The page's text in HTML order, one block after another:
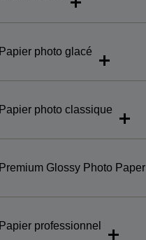
Papier photo glacé
Papier photo classique
Premium Glossy Photo Paper
Papier professionnel